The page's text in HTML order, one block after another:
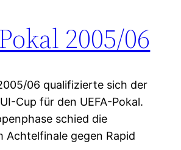
2005/06
06 qualifizierte sich der
Cup für den UEFA-Pokal.
schied die
Achtelfinale gegen Rapid